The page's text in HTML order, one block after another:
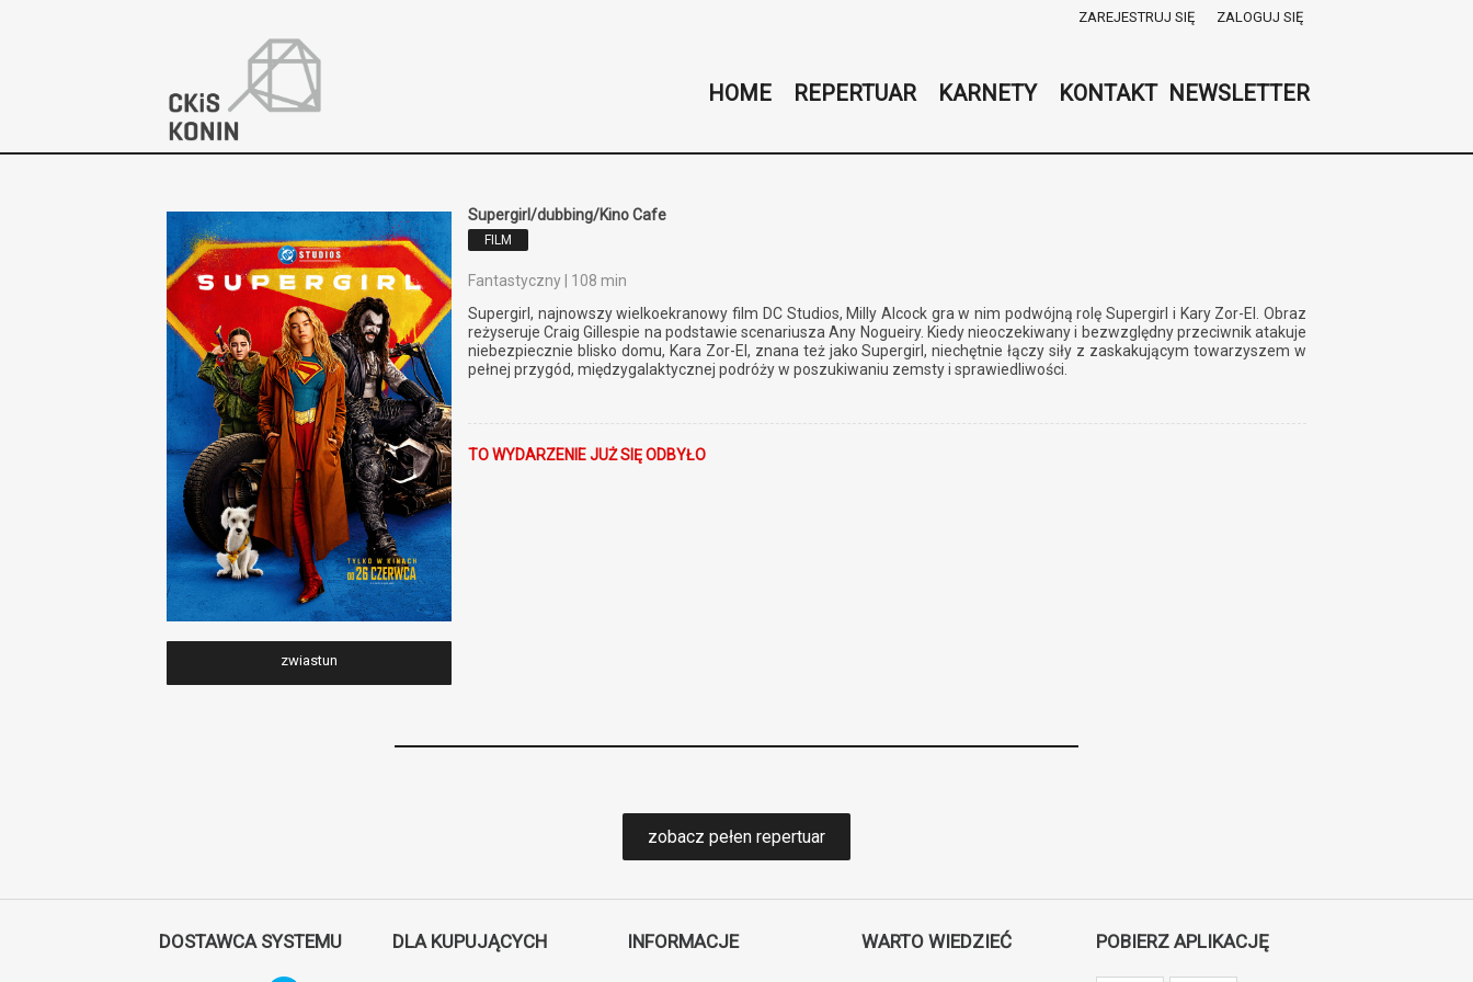
ZAREJESTRUJ SIĘ ZALOGUJ SIĘ
0,00
HOME REPERTUAR KARNETY KONTAKT NEWSLETTER
zwiastun
Supergirl/dubbing/Kino Cafe
FILM
Fantastyczny | 108 min
Supergirl, najnowszy wielkoekranowy film DC Studios, Milly Alcock gra w nim podwójną rolę Supergirl i Kary Zor-El. Obraz
reżyseruje Craig Gillespie na podstawie scenariusza Any Nogueiry. Kiedy nieoczekiwany i bezwzględny przeciwnik atakuje
niebezpiecznie blisko domu, Kara Zor-El, znana też jako Supergirl, niechętnie łączy siły z zaskakującym towarzyszem w
pełnej przygód, międzygalaktycznej podróży w poszukiwaniu zemsty i sprawiedliwości.
TO WYDARZENIE JUŻ SIĘ ODBYŁO
zobacz pełen repertuar
DOSTAWCA SYSTEMU DLA KUPUJĄCYCH INFORMACJE WARTO WIEDZIEĆ POBIERZ APLIKACJĘ